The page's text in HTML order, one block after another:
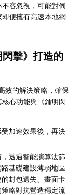
容忽視，可能對伺
便擁有高速本地網
擊》打造的
效的解決策略，確保
心功能與《鐳明閃
加速效果後，再決
透過智能演算法篩
基礎建設薄弱地區
封包遺失、畫面卡
略對抗營造穩定流